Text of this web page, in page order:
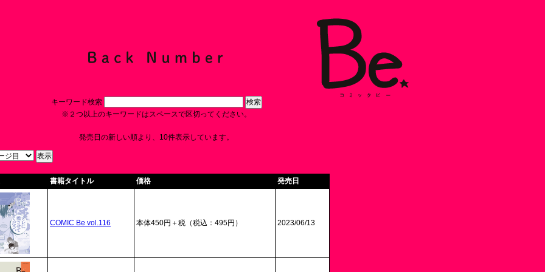
キーワード検索
※２つ以上のキーワードはスペースで区切ってください。
発売日の新しい順より、10件表示しています。
書籍タイトル 価格 発売日
COMIC Be vol.116 本体450円＋税（税込：495円） 2023/06/13